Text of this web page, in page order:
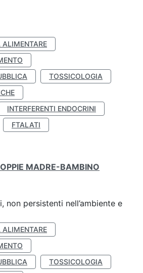
ALIMENTARE
TOSSICOLOGIA
INTERFERENTI ENDOCRINI
FTALATI
MADRE-BAMBINO
persistenti nell’ambiente e
ALIMENTARE
TOSSICOLOGIA